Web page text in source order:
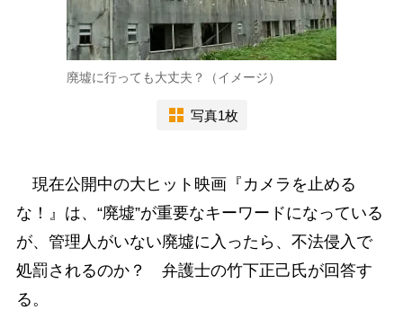
廃墟に行っても大丈夫？（イメージ）
写真1枚
現在公開中の大ヒット映画『カメラを止める
な！』は、“廃墟”が重要なキーワードになっている
が、管理人がいない廃墟に入ったら、不法侵入で
処罰されるのか？ 弁護士の竹下正己氏が回答す
る。